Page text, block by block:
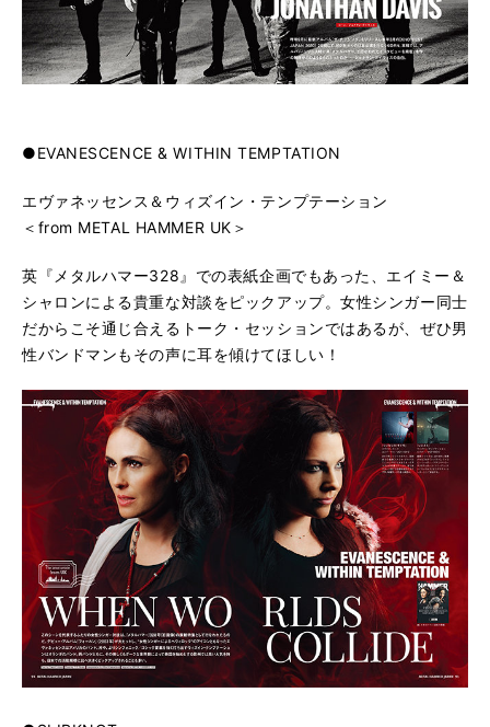
●EVANESCENCE & WITHIN TEMPTATION
エヴァネッセンス＆ウィズイン・テンプテーション
＜from METAL HAMMER UK＞
英『メタルハマー328』での表紙企画でもあった、エイミー＆
シャロンによる貴重な対談をピックアップ。女性シンガー同士
だからこそ通じ合えるトーク・セッションではあるが、ぜひ男
性バンドマンもその声に耳を傾けてほしい！